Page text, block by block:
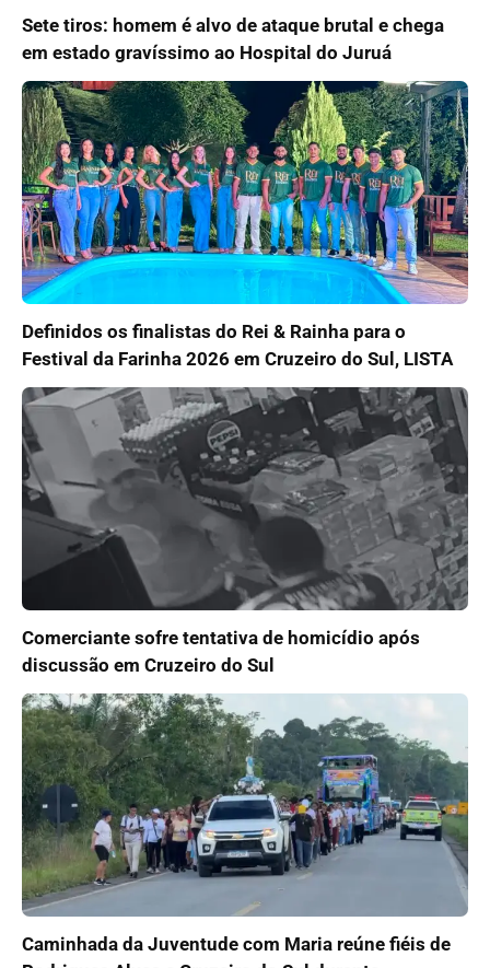
Sete tiros: homem é alvo de ataque brutal e chega
em estado gravíssimo ao Hospital do Juruá
Definidos os finalistas do Rei & Rainha para o
Festival da Farinha 2026 em Cruzeiro do Sul, LISTA
Comerciante sofre tentativa de homicídio após
discussão em Cruzeiro do Sul
Caminhada da Juventude com Maria reúne fiéis de